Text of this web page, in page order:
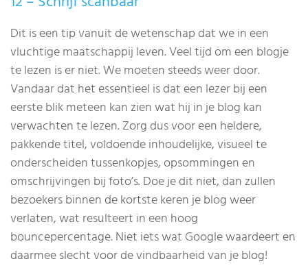
Dit is een tip vanuit de wetenschap dat we in een
vluchtige maatschappij leven. Veel tijd om een blogje
te lezen is er niet. We moeten steeds weer door.
Vandaar dat het essentieel is dat een lezer bij een
eerste blik meteen kan zien wat hij in je blog kan
verwachten te lezen. Zorg dus voor een heldere,
pakkende titel, voldoende inhoudelijke, visueel te
onderscheiden tussenkopjes, opsommingen en
omschrijvingen bij foto’s. Doe je dit niet, dan zullen
bezoekers binnen de kortste keren je blog weer
verlaten, wat resulteert in een hoog
bouncepercentage. Niet iets wat Google waardeert en
daarmee slecht voor de vindbaarheid van je blog!